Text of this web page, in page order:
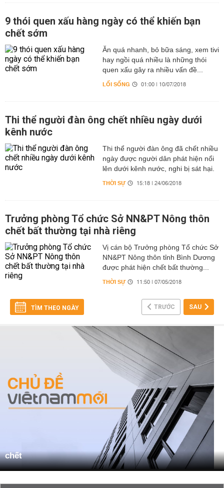
9 thói quen xấu hàng ngày có thể khiến bạn
chết sớm
Ăn quá nhanh, bỏ bữa sáng, xem tivi
hay ngồi quá nhiều là những thói
quen xấu gây ra nhiều vấn đề...
LỐI SỐNG 01:00 | 10/07/2018
Thi thể người đàn ông chết nhiều ngày dưới
kênh nước
Thi thể người đàn ông đã chết nhiều
ngày được người dân phát hiện nổi
lên dưới kênh nước, nghi bị sát hại.
THỜI SỰ 15:18 | 24/06/2018
Trưởng phòng Tổ chức Sở NN&PT Nông thôn
chết bất thường tại nhà riêng
Vị cán bộ Trưởng phòng Tổ chức Sở
NN&PT Nông thôn tỉnh Bình Dương
được phát hiện chết bất thường...
THỜI SỰ 11:50 | 07/05/2018
TÌM THEO NGÀY TRƯỚC SAU
chết